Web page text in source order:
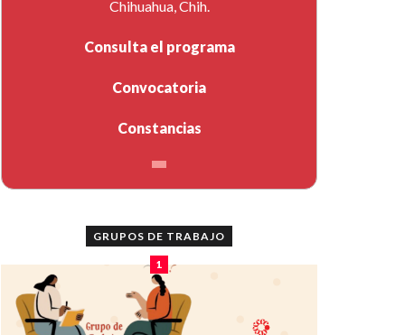
Chihuahua, Chih.
Consulta el programa
Convocatoria
Constancias
GRUPOS DE TRABAJO
1